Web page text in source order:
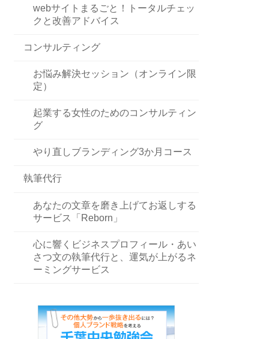
webサイトまるごと！トータルチェッ
クと改善アドバイス
コンサルティング
お悩み解決セッション（オンライン限
定）
起業する女性のためのコンサルティン
グ
やり直しブランディング3か月コース
執筆代行
あなたの文章を磨き上げてお返しする
サービス「Reborn」
心に響くビジネスプロフィール・あい
さつ文の執筆代行と、運気が上がるネ
ーミングサービス